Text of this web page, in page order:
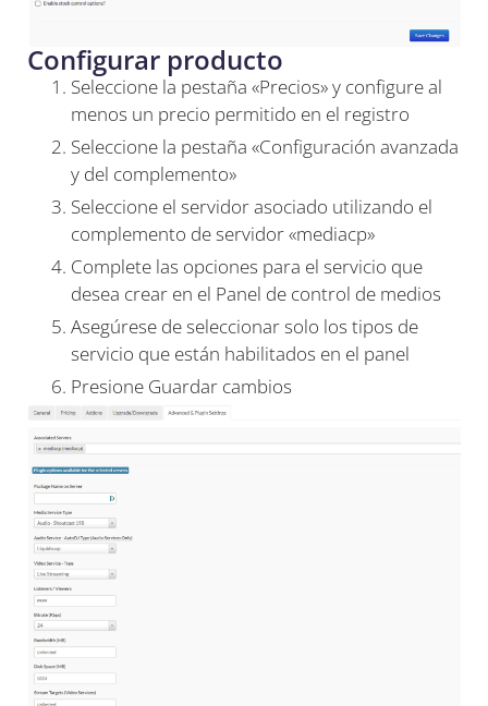
Configurar producto
Seleccione la pestaña «Precios» y configure al
menos un precio permitido en el registro
Seleccione la pestaña «Configuración avanzada
y del complemento»
Seleccione el servidor asociado utilizando el
complemento de servidor «mediacp»
Complete las opciones para el servicio que
desea crear en el Panel de control de medios
Asegúrese de seleccionar solo los tipos de
servicio que están habilitados en el panel
Presione Guardar cambios